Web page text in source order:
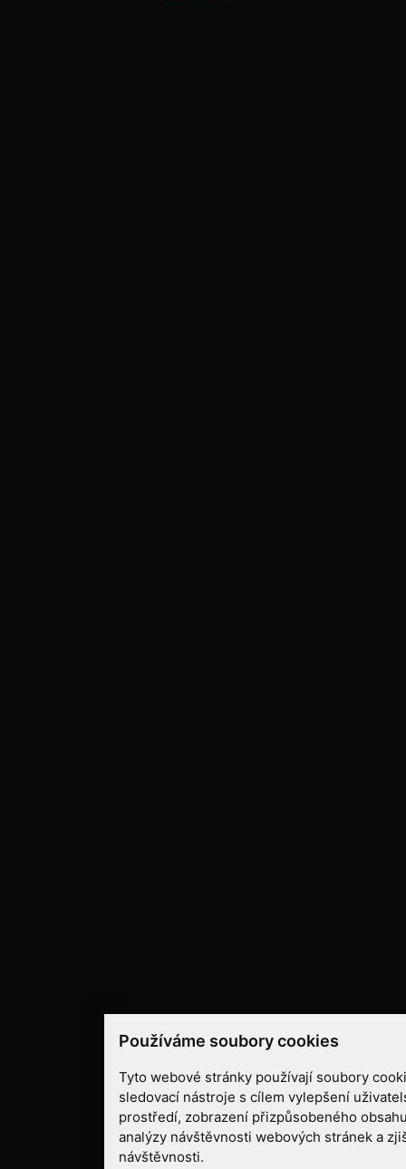
Používáme soubory cookies
Tyto webové stránky používají soubory
sledovací nástroje s cílem vylepšení
prostředí, zobrazení přizpůsobeného
analýzy návštěvnosti webových stránek a
návštěvnosti.